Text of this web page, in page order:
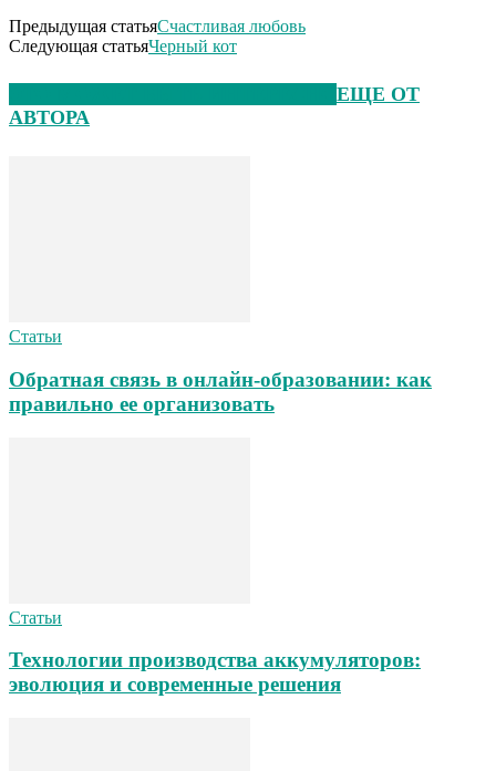
Предыдущая статьяСчастливая любовь
Следующая статьяЧерный кот
ЕЩЕ ОТ
АВТОРА
Статьи
Обратная связь в онлайн-образовании: как
правильно ее организовать
Статьи
Технологии производства аккумуляторов:
эволюция и современные решения